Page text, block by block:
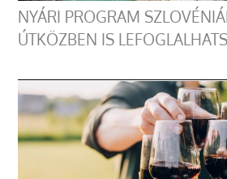
NYÁRI PROGRAM
ÚTKÖZBEN IS